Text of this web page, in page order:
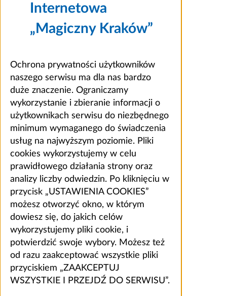
Internetowa
„Magiczny Kraków”
Ochrona prywatności użytkowników
naszego serwisu ma dla nas bardzo
duże znaczenie. Ograniczamy
wykorzystanie i zbieranie informacji o
użytkownikach serwisu do niezbędnego
minimum wymaganego do świadczenia
usług na najwyższym poziomie. Pliki
cookies wykorzystujemy w celu
prawidłowego działania strony oraz
analizy liczby odwiedzin. Po kliknięciu w
przycisk „USTAWIENIA COOKIES”
możesz otworzyć okno, w którym
dowiesz się, do jakich celów
wykorzystujemy pliki cookie, i
potwierdzić swoje wybory. Możesz też
od razu zaakceptować wszystkie pliki
przyciskiem „ZAAKCEPTUJ
WSZYSTKIE I PRZEJDŹ DO SERWISU”.